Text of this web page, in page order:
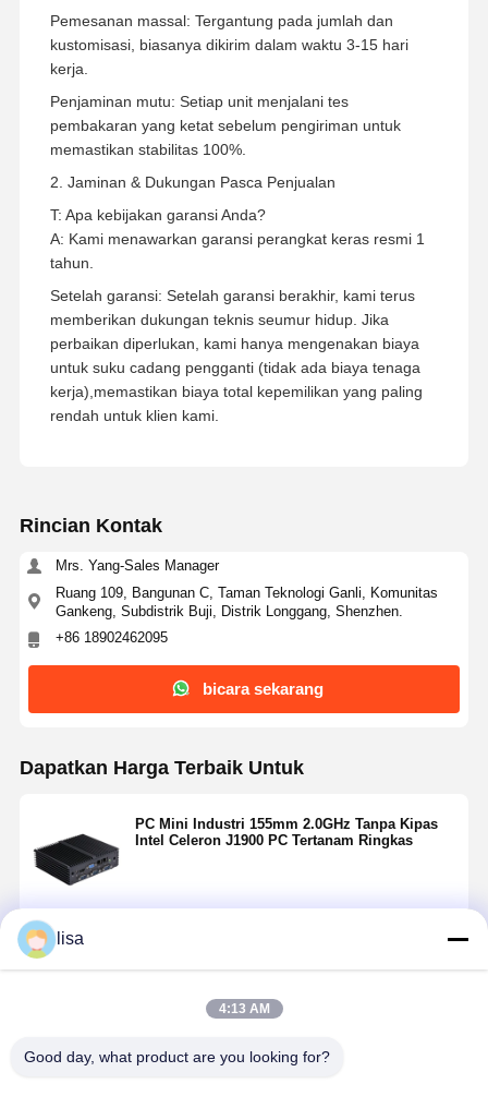
Pemesanan massal: Tergantung pada jumlah dan
kustomisasi, biasanya dikirim dalam waktu 3-15 hari
kerja.
Penjaminan mutu: Setiap unit menjalani tes
pembakaran yang ketat sebelum pengiriman untuk
memastikan stabilitas 100%.
2. Jaminan & Dukungan Pasca Penjualan
T: Apa kebijakan garansi Anda?
A: Kami menawarkan garansi perangkat keras resmi 1
tahun.
Setelah garansi: Setelah garansi berakhir, kami terus
memberikan dukungan teknis seumur hidup. Jika
perbaikan diperlukan, kami hanya mengenakan biaya
untuk suku cadang pengganti (tidak ada biaya tenaga
kerja),memastikan biaya total kepemilikan yang paling
rendah untuk klien kami.
Rincian Kontak
Mrs. Yang-Sales Manager
Ruang 109, Bangunan C, Taman Teknologi Ganli, Komunitas
Gankeng, Subdistrik Buji, Distrik Longgang, Shenzhen.
+86 18902462095
bicara sekarang
Dapatkan Harga Terbaik Untuk
PC Mini Industri 155mm 2.0GHz Tanpa Kipas
Intel Celeron J1900 PC Tertanam Ringkas
Rekomendasi Produk
lisa
4:13 AM
Good day, what product are you looking for?